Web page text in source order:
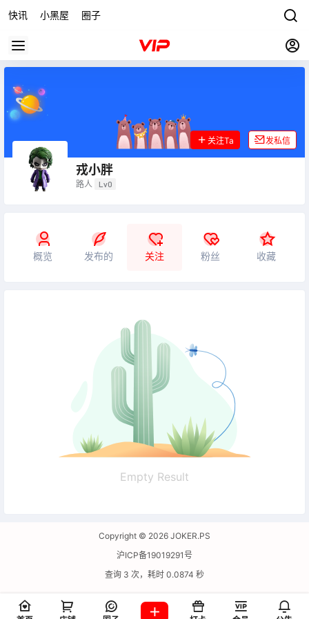
快讯 小黑屋 圈子
戎小胖
路人 Lv0
关注Ta 发私信
概览 发布的 关注 粉丝 收藏
Empty Result
Copyright © 2026 JOKER.PS
沪ICP备19019291号
查询 3 次，耗时 0.0874 秒